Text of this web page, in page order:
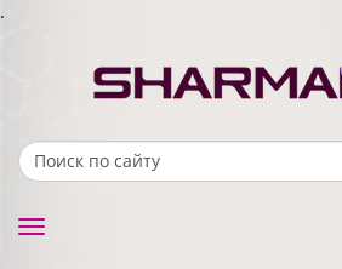
.
Search form
Toggle